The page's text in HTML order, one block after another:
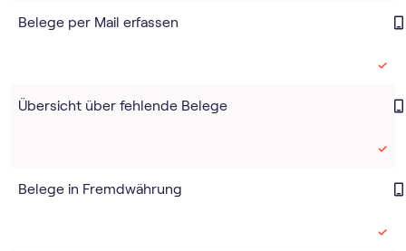
Belege per Mail erfassen
Übersicht über fehlende Belege
Belege in Fremdwährung